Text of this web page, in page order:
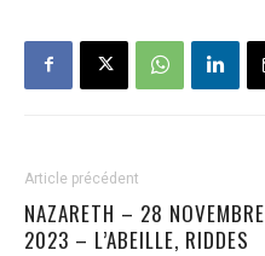
Article précédent
NAZARETH – 28 NOVEMBRE
2023 – L’ABEILLE, RIDDES